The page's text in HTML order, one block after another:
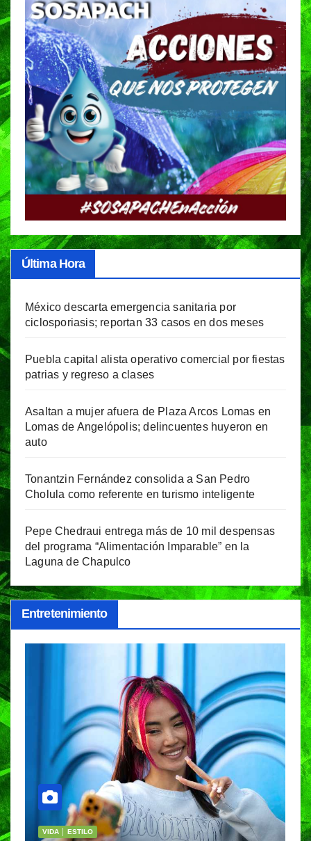
Última Hora
México descarta emergencia sanitaria por
ciclosporiasis; reportan 33 casos en dos meses
Puebla capital alista operativo comercial por fiestas
patrias y regreso a clases
Asaltan a mujer afuera de Plaza Arcos Lomas en
Lomas de Angelópolis; delincuentes huyeron en
auto
Tonantzin Fernández consolida a San Pedro
Cholula como referente en turismo inteligente
Pepe Chedraui entrega más de 10 mil despensas
del programa “Alimentación Imparable” en la
Laguna de Chapulco
Entretenimiento
VIDA │ ESTILO